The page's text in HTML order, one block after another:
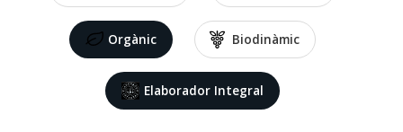
Orgànic Biodinàmic
Elaborador Integral